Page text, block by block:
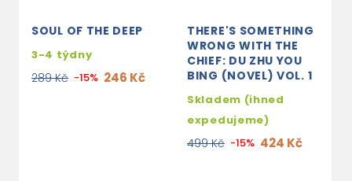
SOUL OF THE DEEP
3-4 týdny
289 Kč -15% 246 Kč
THERE'S SOMETHING
WRONG WITH THE
CHIEF: DU ZHU YOU
BING (NOVEL) VOL. 1
Skladem (ihned
expedujeme)
499 Kč -15% 424 Kč